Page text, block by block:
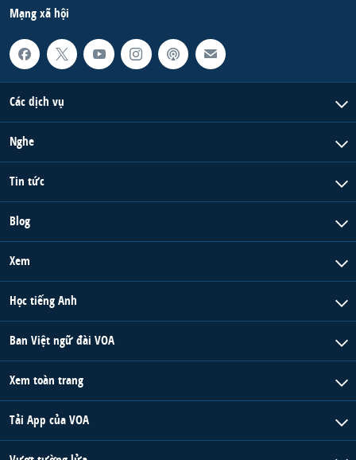
Mạng xã hội
Các dịch vụ
Nghe
Tin tức
Blog
Xem
Học tiếng Anh
Ban Việt ngữ đài VOA
Xem toàn trang
Tải App của VOA